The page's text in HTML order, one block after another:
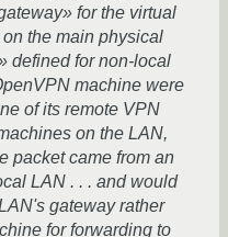
for the virtual
the main physical
defined for non-local
machine were
of its remote VPN
on the LAN,
packet came from an
LAN . . . and would
gateway rather
for forwarding to